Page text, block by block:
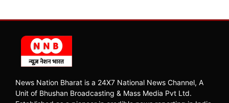
News Nation Bharat is a 24X7 National News Channel, A
Unit of Bhushan Broadcasting & Mass Media Pvt Ltd.